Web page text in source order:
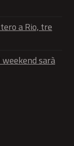
a Rio, tre
sarà